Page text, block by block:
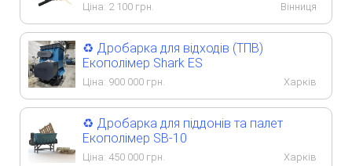
Ціна: 2 100 грн. Вінниця
♻️ Дробарка для відходів (ТПВ)
Екополімер Shark ES
Ціна: 900 000 грн. Харків
♻️ Дробарка для піддонів та палет
Екополімер SB-10
Ціна: 450 000 грн. Харків